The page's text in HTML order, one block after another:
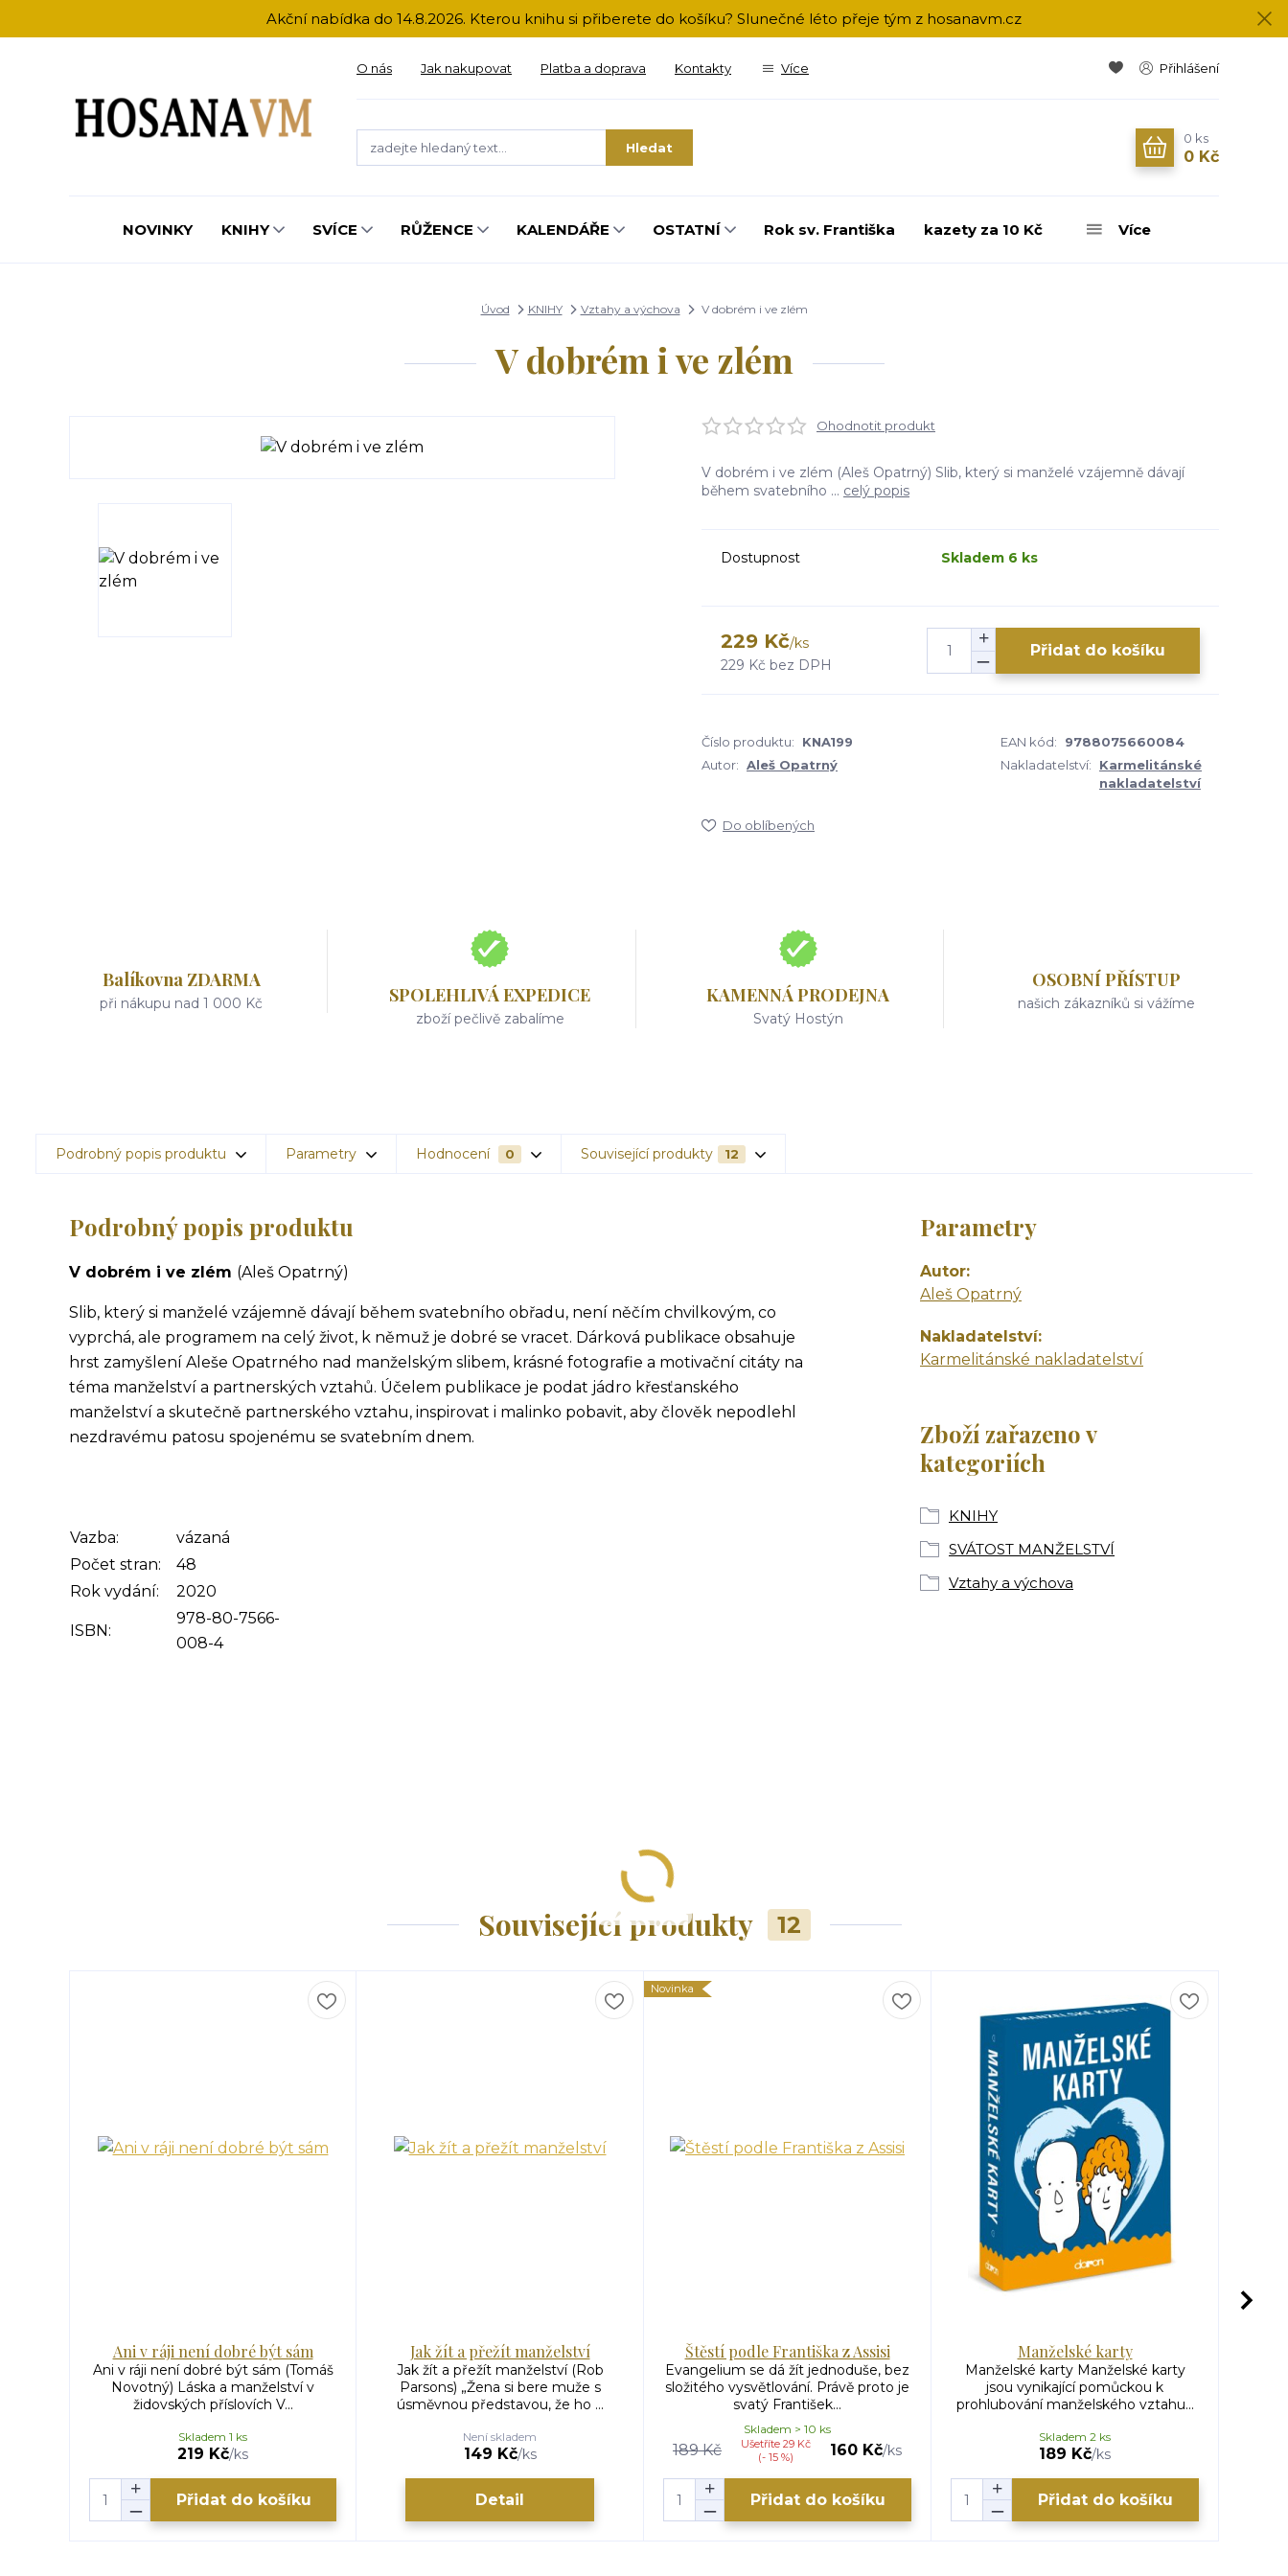
Akční nabídka do 14.8.2026. Kterou knihu si přiberete do košíku? Slunečné léto přeje tým z hosanavm.cz
O nás Jak nakupovat Platba a doprava Kontakty Více Přihlášení
Hledat
0 ks
0 Kč
NOVINKY KNIHY SVÍCE RŮŽENCE KALENDÁŘE OSTATNÍ Rok sv. Františka kazety za 10 Kč Více
Úvod KNIHY Vztahy a výchova V dobrém i ve zlém
V dobrém i ve zlém
Ohodnotit produkt
V dobrém i ve zlém (Aleš Opatrný) Slib, který si manželé vzájemně dávají
během svatebního ... celý popis
Dostupnost Skladem 6 ks
229 Kč/ks
229 Kč bez DPH
Přidat do košíku
Číslo produktu: KNA199 EAN kód:
9788075660084
Autor: Aleš Opatrný Nakladatelství:
Karmelitánské
nakladatelství
Do oblíbených
Balíkovna ZDARMA
při nákupu nad 1 000 Kč SPOLEHLIVÁ EXPEDICE
zboží pečlivě zabalíme
KAMENNÁ PRODEJNA
Svatý Hostýn
OSOBNÍ PŘÍSTUP
našich zákazníků si vážíme
Podrobný popis produktu Parametry Hodnocení 0 Související produkty 12
Podrobný popis produktu
V dobrém i ve zlém (Aleš Opatrný)
Slib, který si manželé vzájemně dávají během svatebního obřadu, není něčím chvilkovým, co
vyprchá, ale programem na celý život, k němuž je dobré se vracet. Dárková publikace obsahuje
hrst zamyšlení Aleše Opatrného nad manželským slibem, krásné fotografie a motivační citáty na
téma manželství a partnerských vztahů. Účelem publikace je podat jádro křesťanského
manželství a skutečně partnerského vztahu, inspirovat i malinko pobavit, aby člověk nepodlehl
nezdravému patosu spojenému se svatebním dnem.
Vazba:
vázaná
Počet stran:
48
Rok vydání:
2020
ISBN:
978-80-7566-
008-4
Parametry
Autor
Aleš Opatrný
Nakladatelství
Karmelitánské nakladatelství
Zboží zařazeno v
kategoriích
KNIHY
SVÁTOST MANŽELSTVÍ
Vztahy a výchova
Související produkty 12
Ani v ráji není dobré být sám
Ani v ráji není dobré být sám (Tomáš
Novotný) Láska a manželství v
židovských příslovích V...
219 Kč/ks
Skladem 1 ks
Přidat do košíku
Jak žít a přežít manželství
Jak žít a přežít manželství (Rob
Parsons) „Žena si bere muže s
úsměvnou představou, že ho ...
149 Kč/ks
Není skladem
Detail
Novinka
Štěstí podle Františka z Assisi
Evangelium se dá žít jednoduše, bez
složitého vysvětlování. Právě proto je
svatý František...
189 Kč
Ušetříte 29 Kč
(- 15 %)
160 Kč/ks
Skladem > 10 ks
Přidat do košíku
Manželské karty
Manželské karty Manželské karty
jsou vynikající pomůckou k
prohlubování manželského vztahu...
189 Kč/ks
Skladem 2 ks
Přidat do košíku